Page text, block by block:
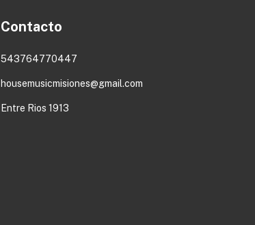
Contacto
543764770447
housemusicmisiones@gmail.com
Entre Rios 1913